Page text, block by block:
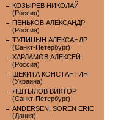
КОЗЫРЕВ НИКОЛАЙ
(Россия)
ПЕНЬКОВ АЛЕКСАНДР
(Россия)
ТУПИЦЫН АЛЕКСАНДР
(Санкт-Петербург)
ХАРЛАМОВ АЛЕКСЕЙ
(Россия)
ШЕКИТА КОНСТАНТИН
(Украина)
ЯШТЫЛОВ ВИКТОР
(Санкт-Петербург)
ANDERSEN, SOREN ERIC
(Дания)